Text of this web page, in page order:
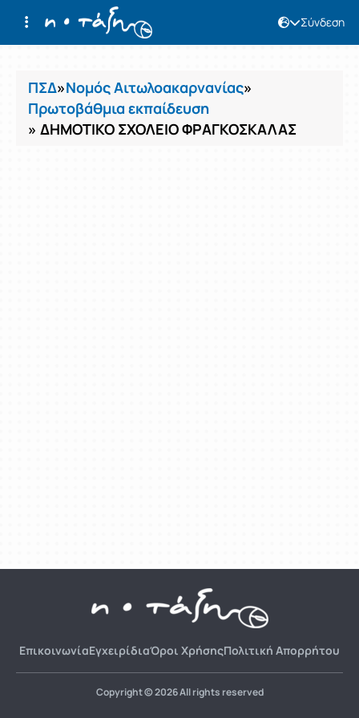
Σύνδεση
Μαθήματα
ΠΣΔ»Νομός Αιτωλοακαρνανίας»
Πρωτοβάθμια εκπαίδευση
» ΔΗΜΟΤΙΚΟ ΣΧΟΛΕΙΟ ΦΡΑΓΚΟΣΚΑΛΑΣ
ΕπικοινωνίαΕγχειρίδιαΌροι ΧρήσηςΠολιτική Απορρήτου
Copyright © 2026 All rights reserved